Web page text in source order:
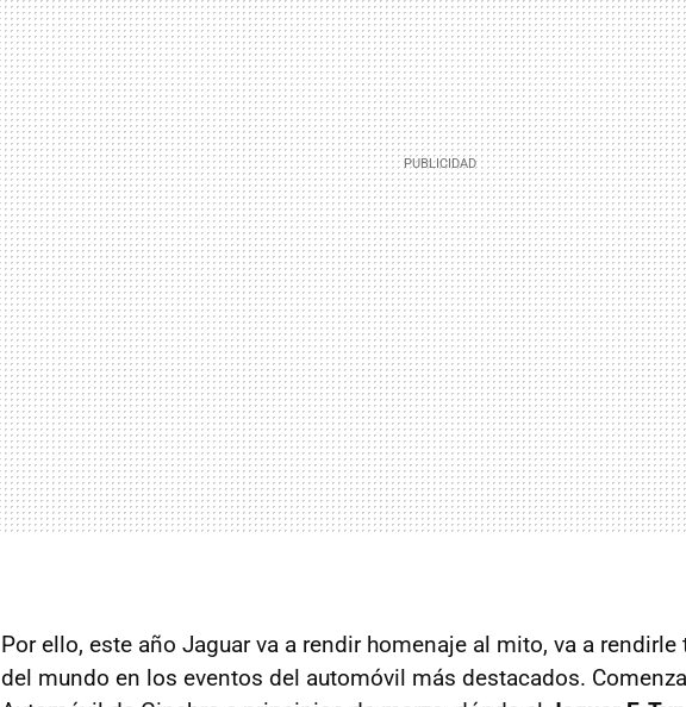
Por ello, este año Jaguar va a rendir homenaje al mito, va a
del mundo en los eventos del automóvil más destacados.